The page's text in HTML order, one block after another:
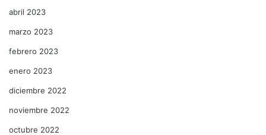
abril 2023
marzo 2023
febrero 2023
enero 2023
diciembre 2022
noviembre 2022
octubre 2022